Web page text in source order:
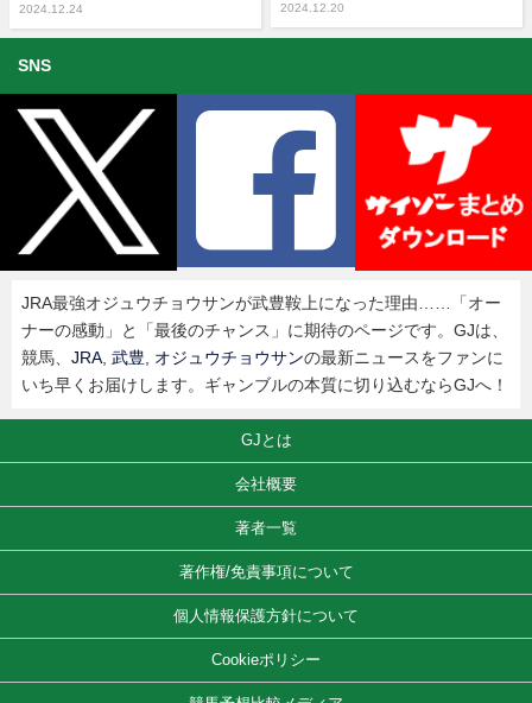
2024.12.24 2024.12.20
SNS
JRA最強オジュウチョウサンが武豊鞍上になった理由……「オー
ナーの感動」と「最後のチャンス」に期待のページです。GJは、
競馬、 JRA, 武豊, オジュウチョウサンの最新ニュースをファンに
いち早くお届けします。ギャンブルの本質に切り込むならGJへ！
GJとは
会社概要
著者一覧
著作権/免責事項について
個人情報保護方針について
Cookieポリシー